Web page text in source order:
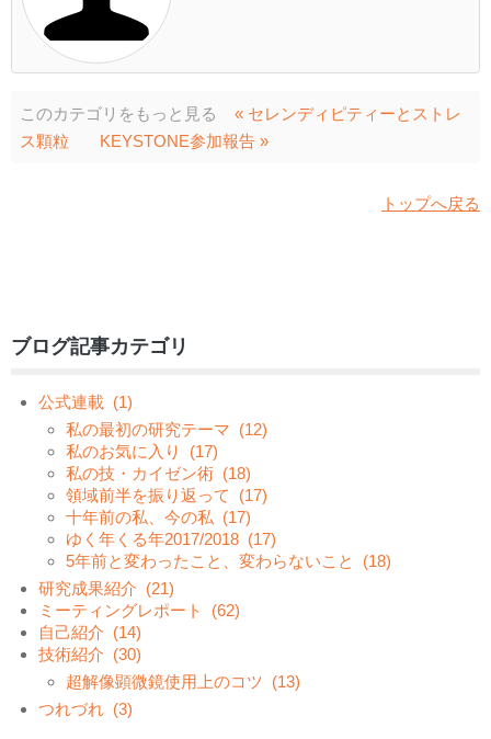
このカテゴリをもっと見る
« セレンディピティーとストレ
ス顆粒
KEYSTONE参加報告 »
トップへ戻る
ブログ記事カテゴリ
公式連載 (1)
私の最初の研究テーマ (12)
私のお気に入り
(17)
私の技・カイゼン術 (18)
領域前半を振り返って
(17)
十年前の私、今の私 (17)
ゆく年くる年2017/2018 (17)
5年前と変わったこと、変わらないこと
(18)
研究成果紹介 (21)
ミーティングレポート
(62)
自己紹介 (14)
技術紹介 (30)
超解像顕微鏡使用上のコツ (13)
つれづれ (3)